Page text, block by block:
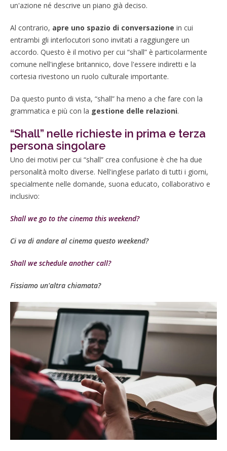
un'azione né descrive un piano già deciso.
Al contrario, apre uno spazio di conversazione in cui
entrambi gli interlocutori sono invitati a raggiungere un
accordo. Questo è il motivo per cui “shall” è particolarmente
comune nell'inglese britannico, dove l'essere indiretti e la
cortesia rivestono un ruolo culturale importante.
Da questo punto di vista, “shall” ha meno a che fare con la
grammatica e più con la gestione delle relazioni.
“Shall” nelle richieste in prima e terza
persona singolare
Uno dei motivi per cui “shall” crea confusione è che ha due
personalità molto diverse. Nell'inglese parlato di tutti i giorni,
specialmente nelle domande, suona educato, collaborativo e
inclusivo:
Shall we go to the cinema this weekend?
Ci va di andare al cinema questo weekend?
Shall we schedule another call?
Fissiamo un'altra chiamata?